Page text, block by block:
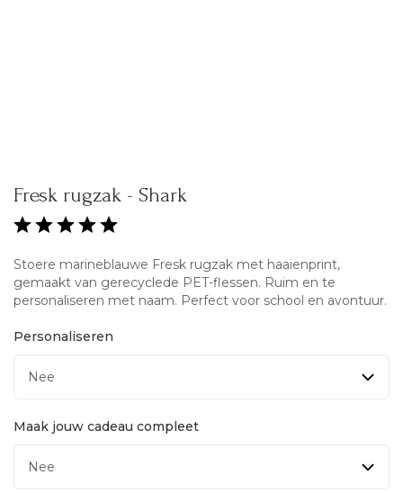
Fresk rugzak - Shark
Stoere marineblauwe Fresk rugzak met haaienprint,
gemaakt van gerecyclede PET-flessen. Ruim en te
personaliseren met naam. Perfect voor school en avontuur.
Personaliseren
Maak jouw cadeau compleet